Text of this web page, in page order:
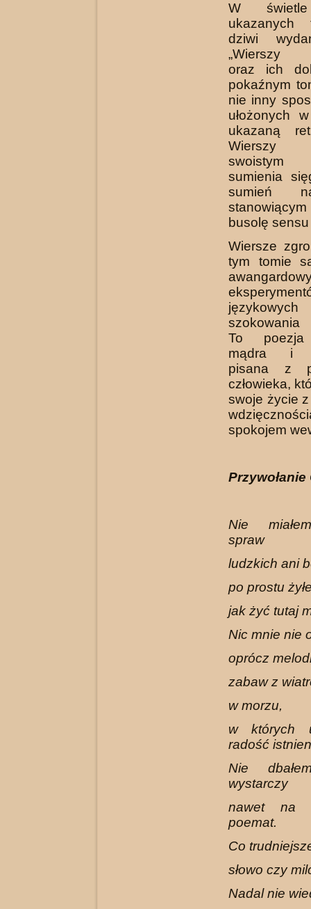
W
ukazanych
dziwi
„Wierszy
oraz ich
pokaźnym
nie inny
ułożonych
ukazaną
Wierszy
swoistym
sumienia
sumień
busolę
Wiersze
tym tomie
To poezja
mądra i
pisana z
człowieka,
swoje życie
spokojem
Przywołanie
Nie
spraw
ludzkich ani
po prostu
jak żyć tutaj
Nic mnie nie
oprócz
zabaw z
w morzu,
w których
radość
Nie
wystarczy
nawet na
poemat.
Co
słowo czy
Nadal nie